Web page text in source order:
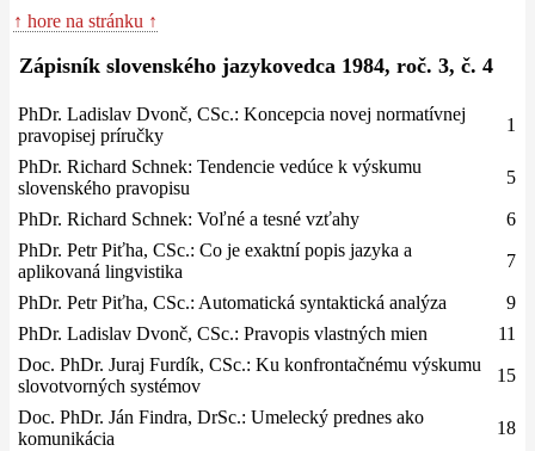
↑ hore na stránku ↑
Zápisník slovenského jazykovedca 1984, roč. 3, č. 4
PhDr. Ladislav Dvonč, CSc.: Koncepcia novej normatívnej
pravopisej príručky
1
PhDr. Richard Schnek: Tendencie vedúce k výskumu
slovenského pravopisu
5
PhDr. Richard Schnek: Voľné a tesné vzťahy
6
PhDr. Petr Piťha, CSc.: Co je exaktní popis jazyka a
aplikovaná lingvistika
7
PhDr. Petr Piťha, CSc.: Automatická syntaktická analýza
9
PhDr. Ladislav Dvonč, CSc.: Pravopis vlastných mien
11
Doc. PhDr. Juraj Furdík, CSc.: Ku konfrontačnému výskumu
slovotvorných systémov
15
Doc. PhDr. Ján Findra, DrSc.: Umelecký prednes ako
komunikácia
18